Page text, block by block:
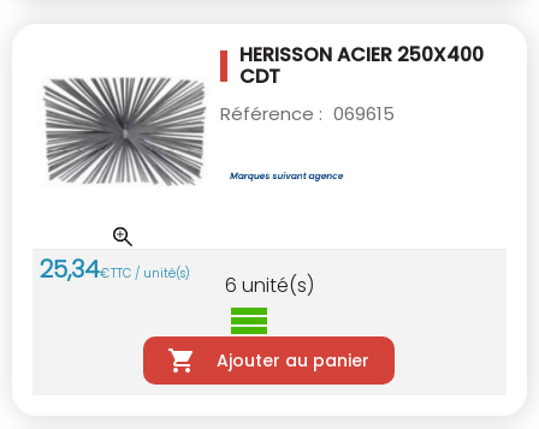
HERISSON ACIER 250X400
CDT
Référence : 069615
25,34€TTC / unité(s) 6 unité(s)
Ajouter au panier